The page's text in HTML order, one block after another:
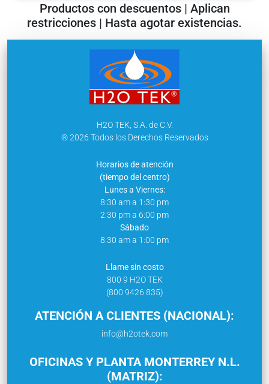
Productos con descuentos | Aplican
restricciones | Hasta agotar existencias.
H2O TEK, S.A. de C.V.
® 2026 Todos los Derechos Reservados
Horarios de atención
(tiempo del centro)
Lunes a Viernes:
8:30 am a 1:30 pm
2:30 pm a 6:00 pm
Sábado
8:30 am a 1:00 pm
Llame sin costo
800 9 H2O TEK
(800 9426 835)
ATENCIÓN A CLIENTES (NACIONAL):
info@h2otek.com
OFICINAS Y PLANTA MONTERREY N.L.
(MATRIZ):